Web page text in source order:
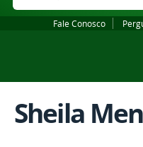
Fale Conosco
Sheila